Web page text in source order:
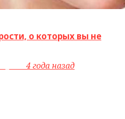
о которых вы не
4 года назад